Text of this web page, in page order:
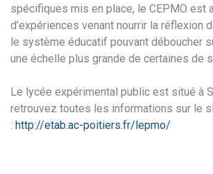
spécifiques mis en place, le CEPMO est
d’expériences venant nourrir la réflexion
le système éducatif pouvant déboucher
une échelle plus grande de certaines de
Le lycée expérimental public est situé à
retrouvez toutes les informations sur le
: http://etab.ac-poitiers.fr/lepmo/